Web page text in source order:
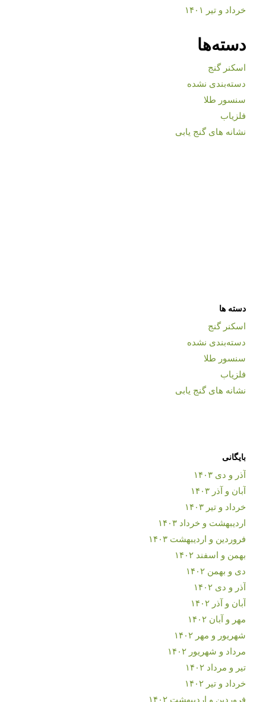
خرداد و تیر ۱۴۰۱
دسته‌ها
اسکنر گنج
دسته‌بندی نشده
سنسور طلا
فلزیاب
نشانه های گنج یابی
دسته ها
اسکنر گنج
دسته‌بندی نشده
سنسور طلا
فلزیاب
نشانه های گنج یابی
بایگانی
آذر و دی ۱۴۰۳
آبان و آذر ۱۴۰۳
خرداد و تیر ۱۴۰۳
اردیبهشت و خرداد ۱۴۰۳
فروردین و اردیبهشت ۱۴۰۳
بهمن و اسفند ۱۴۰۲
دی و بهمن ۱۴۰۲
آذر و دی ۱۴۰۲
آبان و آذر ۱۴۰۲
مهر و آبان ۱۴۰۲
شهریور و مهر ۱۴۰۲
مرداد و شهریور ۱۴۰۲
تیر و مرداد ۱۴۰۲
خرداد و تیر ۱۴۰۲
فروردین و اردیبهشت ۱۴۰۲